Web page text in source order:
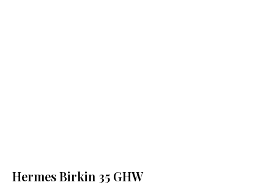
Hermes Birkin 35 GHW